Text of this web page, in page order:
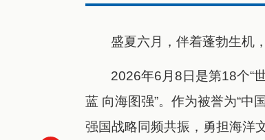
盛夏六月，伴着蓬勃生机
2026年6月8日是第18个“
蓝 向海图强”。作为被誉为“中
强国战略同频共振，勇担海洋